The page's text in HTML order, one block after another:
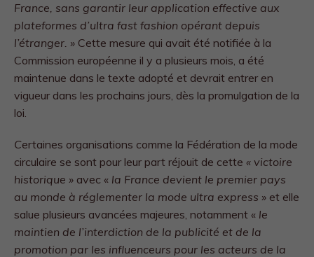
France, sans garantir leur application effective aux
plateformes d’ultra fast fashion opérant depuis
l’étranger. » Cette mesure qui avait été notifiée à la
Commission européenne il y a plusieurs mois, a été
maintenue dans le texte adopté et devrait entrer en
vigueur dans les prochains jours, dès la promulgation de la
loi.
Certaines organisations comme la Fédération de la mode
circulaire se sont pour leur part réjouit de cette « victoire
historique » avec « la France devient le premier pays
au monde à réglementer la mode ultra express » et elle
salue plusieurs avancées majeures, notamment « le
maintien de l’interdiction de la publicité et de la
promotion par les influenceurs pour les acteurs de la